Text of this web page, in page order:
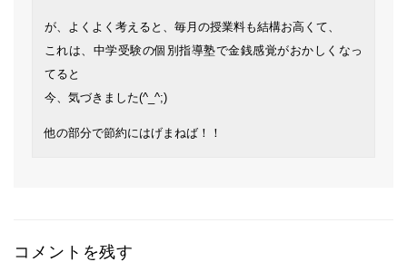
が、よくよく考えると、毎月の授業料も結構お高くて、
これは、中学受験の個別指導塾で金銭感覚がおかしくなっ
てると
今、気づきました(^_^;)
他の部分で節約にはげまねば！！
コメントを残す